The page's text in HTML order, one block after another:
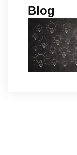
Blog